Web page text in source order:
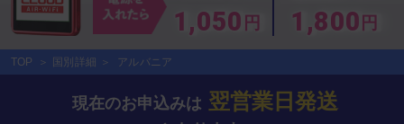
1,050 円 1,800 円
TOP 国別詳細 アルバニア
現在のお申込みは 翌営業日発送